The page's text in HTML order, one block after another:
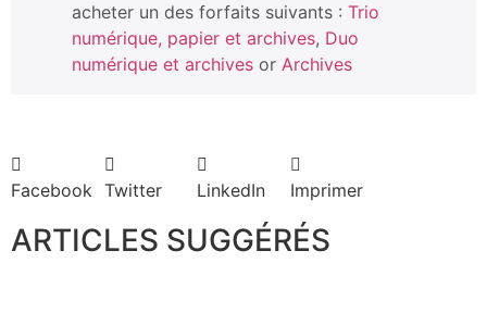
acheter un des forfaits suivants : Trio
numérique, papier et archives, Duo
numérique et archives or Archives
Facebook Twitter LinkedIn Imprimer
ARTICLES SUGGÉRÉS